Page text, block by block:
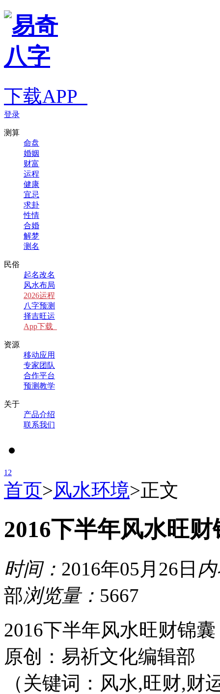
下载APP
登录
测算
命盘
婚姻
财富
运程
健康
宜忌
求卦
性情
合婚
解梦
测名
民俗
起名改名
风水布局
2026运程
八字预测
择吉旺运
App下载
资源
移动应用
专家团队
合作平台
预测教学
关于
产品介绍
联系我们
1 2
首页>风水环境>正文
2016下半年风水旺财
时间： 2016年05月26日
部浏览量： 5667
2016下半年风水旺财锦囊
原创：易祈文化编辑部
（关键词：风水,旺财,财